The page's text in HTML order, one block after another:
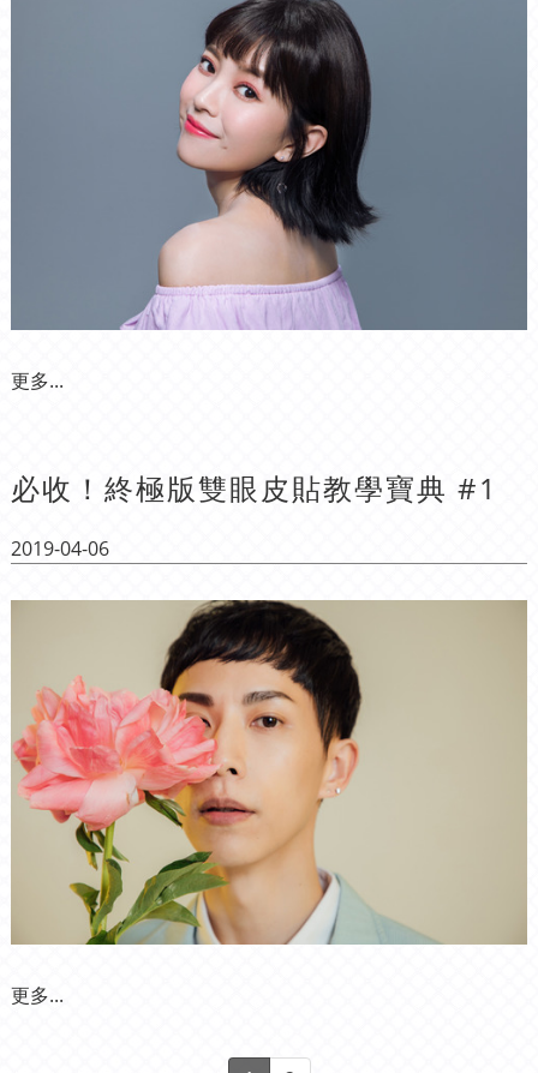
更多...
必收！終極版雙眼皮貼教學寶典 #1
2019-04-06
更多...